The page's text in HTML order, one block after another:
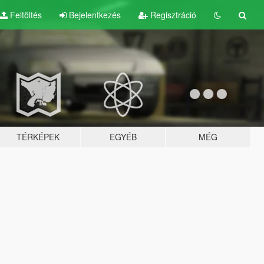
Feltöltés Bejelentkezés Regisztráció
TÉRKÉPEK EGYÉB MÉG